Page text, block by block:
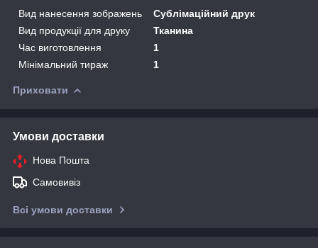
Вид нанесення зображень
Сублімаційний друк
Вид продукції для друку
Тканина
Час виготовлення
1
Мінімальний тираж
1
Приховати
Умови доставки
Нова Пошта
Самовивіз
Всі умови доставки